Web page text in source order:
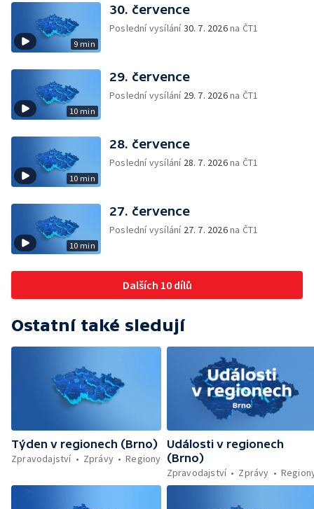
9 min
30. července
Poslední vysílání30. 7. 2026na ČT1
10 min
29. července
Poslední vysílání 29. 7. 2026na ČT1
10 min
28. července
Poslední vysílání 28. 7. 2026na ČT1
10 min
27. července
Poslední vysílání 27. 7. 2026na ČT1
Dalších 10 dílů
Ostatní také sledují
Týden v regionech (Brno)
Zpravodajství
Zprávy Regiony
Události v regionech
(Brno)
Zpravodajství
Zprávy